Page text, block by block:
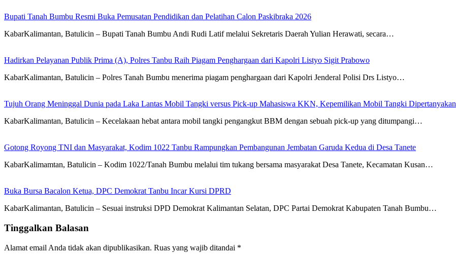
Bupati Tanah Bumbu Resmi Buka Pemusatan Pendidikan dan Pelatihan Calon Paskibraka 2026
KabarKalimantan, Batulicin – Bupati Tanah Bumbu Andi Rudi Latif melalui Sekretaris Daerah Yulian Herawati, secara…
Hadirkan Pelayanan Publik Prima (A), Polres Tanbu Raih Piagam Penghargaan dari Kapolri Listyo Sigit Prabowo
KabarKalimantan, Batulicin – Polres Tanah Bumbu menerima piagam penghargaan dari Kapolri Jenderal Polisi Drs Listyo…
Tujuh Orang Meninggal Dunia pada Laka Lantas Mobil Tangki versus Pick-up Mahasiswa KKN, Kepemilikan Mobil Tangki Dipertanyakan
KabarKalimantan, Batulicin – Kecelakaan hebat antara mobil tangki pengangkut BBM dengan sebuah pick-up yang ditumpangi…
Gotong Royong TNI dan Masyarakat, Kodim 1022 Tanbu Rampungkan Pembangunan Jembatan Garuda Kedua di Desa Tanete
KabarKalimamtan, Batulicin – Kodim 1022/Tanah Bumbu melalui tim tukang bersama masyarakat Desa Tanete, Kecamatan Kusan…
Buka Bursa Bacalon Ketua, DPC Demokrat Tanbu Incar Kursi DPRD
KabarKalimantan, Batulicin – Sesuai instruksi DPD Demokrat Kalimantan Selatan, DPC Partai Demokrat Kabupaten Tanah Bumbu…
Tinggalkan Balasan
Alamat email Anda tidak akan dipublikasikan. Ruas yang wajib ditandai *